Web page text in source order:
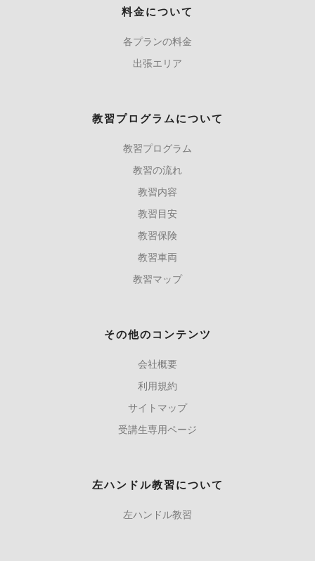
料金について
各プランの料金
出張エリア
教習プログラムについて
教習プログラム
教習の流れ
教習内容
教習目安
教習保険
教習車両
教習マップ
その他のコンテンツ
会社概要
利用規約
サイトマップ
受講生専用ページ
左ハンドル教習について
左ハンドル教習